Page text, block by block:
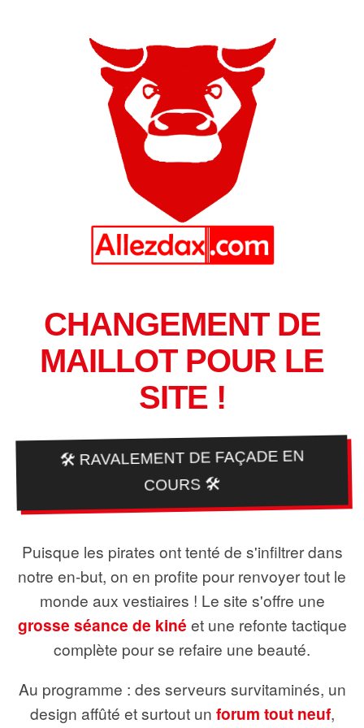
CHANGEMENT DE
MAILLOT POUR LE
SITE !
🛠️ RAVALEMENT DE FAÇADE EN
COURS 🛠️
Puisque les pirates ont tenté de s'infiltrer dans
notre en-but, on en profite pour renvoyer tout le
monde aux vestiaires ! Le site s'offre une
grosse séance de kiné et une refonte tactique
complète pour se refaire une beauté.
Au programme : des serveurs survitaminés, un
design affûté et surtout un forum tout neuf,